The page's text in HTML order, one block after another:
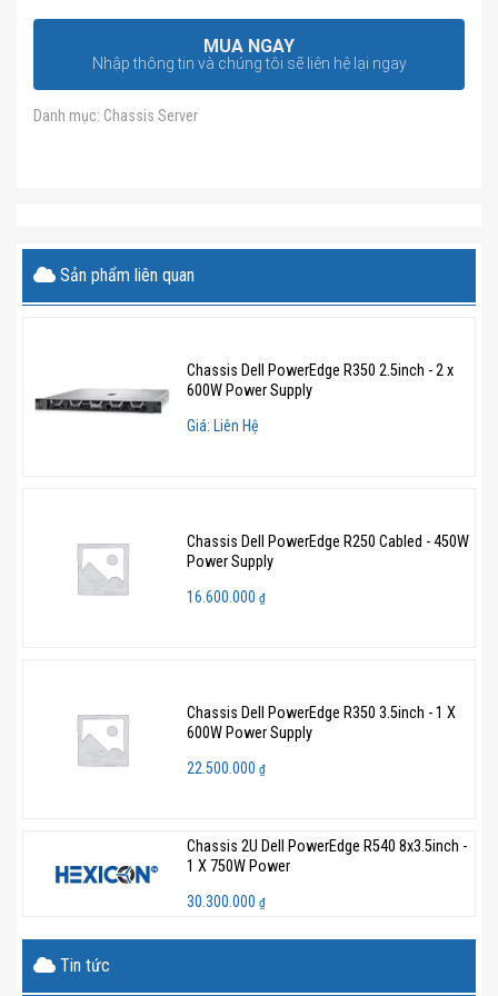
MUA NGAY
Nhập thông tin và chúng tôi sẽ liên hệ lại ngay
Danh mục: Chassis Server
Sản phẩm liên quan
Chassis Dell PowerEdge R350 2.5inch - 2 x
600W Power Supply
Giá: Liên Hệ
Chassis Dell PowerEdge R250 Cabled - 450W
Power Supply
16.600.000 ₫
Chassis Dell PowerEdge R350 3.5inch - 1 X
600W Power Supply
22.500.000 ₫
Chassis 2U Dell PowerEdge R540 8x3.5inch -
1 X 750W Power
30.300.000 ₫
Tin tức